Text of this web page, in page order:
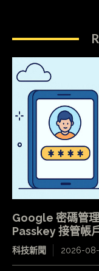
Google 密碼管
Passkey 接管帳
科技新聞 2026-